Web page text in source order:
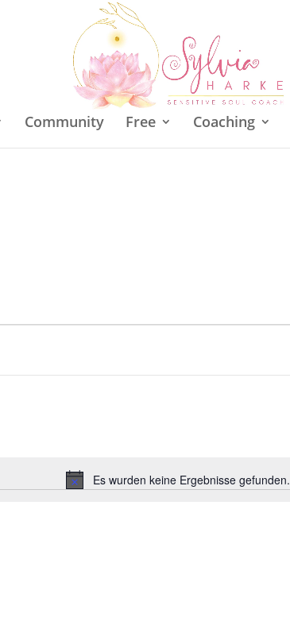
Community Free Coaching
Hinweis
Es wurden keine Ergebnisse gefunden.